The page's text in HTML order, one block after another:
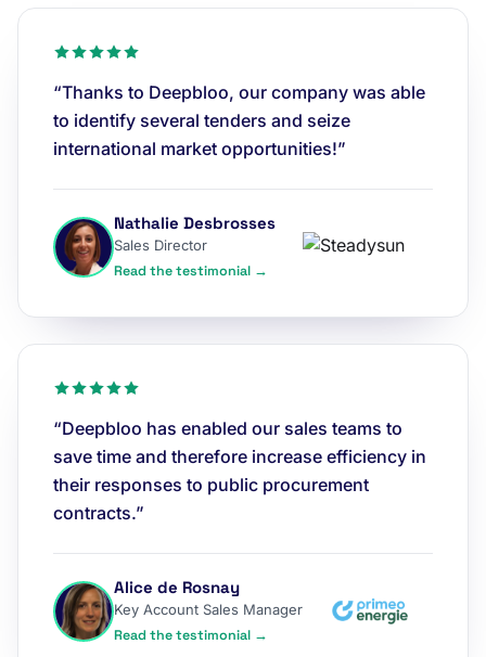
“Thanks to Deepbloo, our company was able
to identify several tenders and seize
international market opportunities!”
Nathalie Desbrosses
Sales Director
Read the testimonial →
“Deepbloo has enabled our sales teams to
save time and therefore increase efficiency in
their responses to public procurement
contracts.”
Alice de Rosnay
Key Account Sales Manager
Read the testimonial →